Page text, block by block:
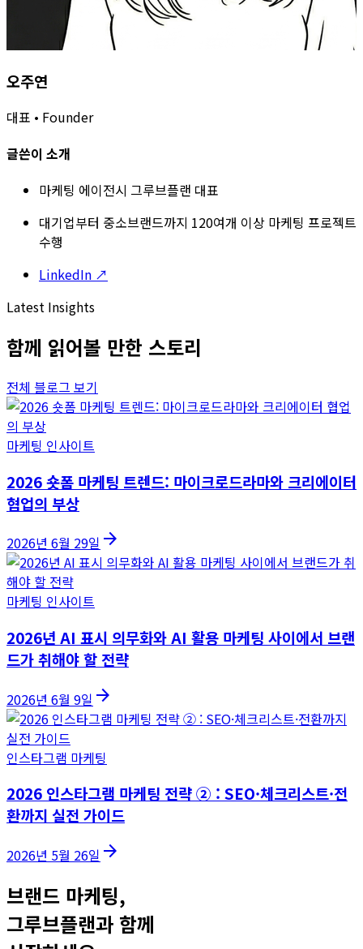
오주연
대표 • Founder
글쓴이 소개
마케팅 에이전시 그루브플랜 대표
대기업부터 중소브랜드까지 120여개 이상 마케팅 프로젝트
수행
LinkedIn ↗
Latest Insights
함께 읽어볼 만한 스토리
전체 블로그 보기
마케팅 인사이트
2026 숏폼 마케팅 트렌드: 마이크로드라마와 크리에이터
협업의 부상
2026년 6월 29일 arrow_forward
마케팅 인사이트
2026년 AI 표시 의무화와 AI 활용 마케팅 사이에서 브랜
드가 취해야 할 전략
2026년 6월 9일 arrow_forward
인스타그램 마케팅
2026 인스타그램 마케팅 전략 ② : SEO·체크리스트·전
환까지 실전 가이드
2026년 5월 26일 arrow_forward
브랜드 마케팅,
그루브플랜과 함께